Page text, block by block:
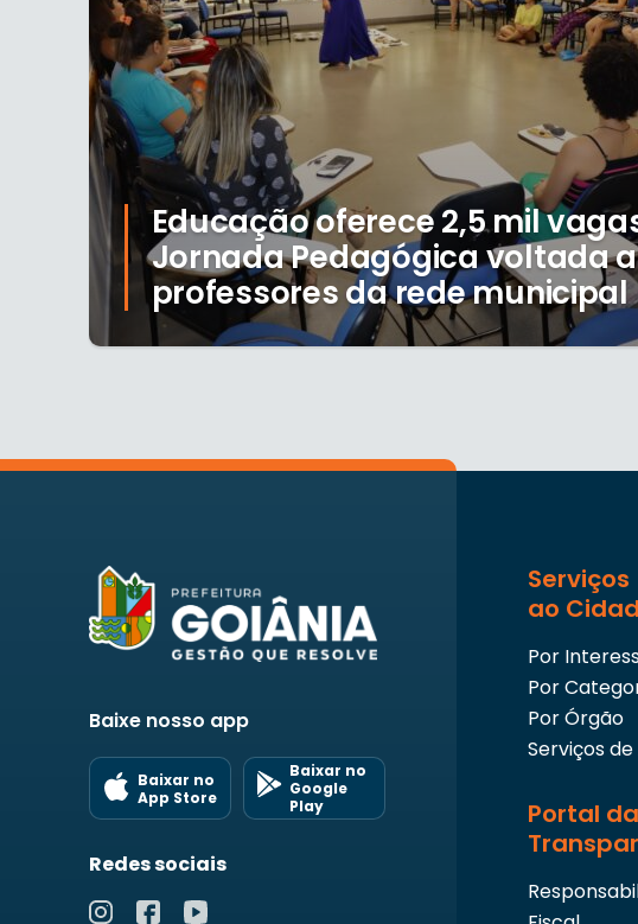
Educação oferece 2,5 mil
Jornada Pedagógica voltada a
professores da rede municipal
Baixe nosso app
Baixar no
App Store
Baixar no
Google
Play
Redes sociais
Serviços
ao
Por
Por
Por Órgão
Serviços de
Portal da